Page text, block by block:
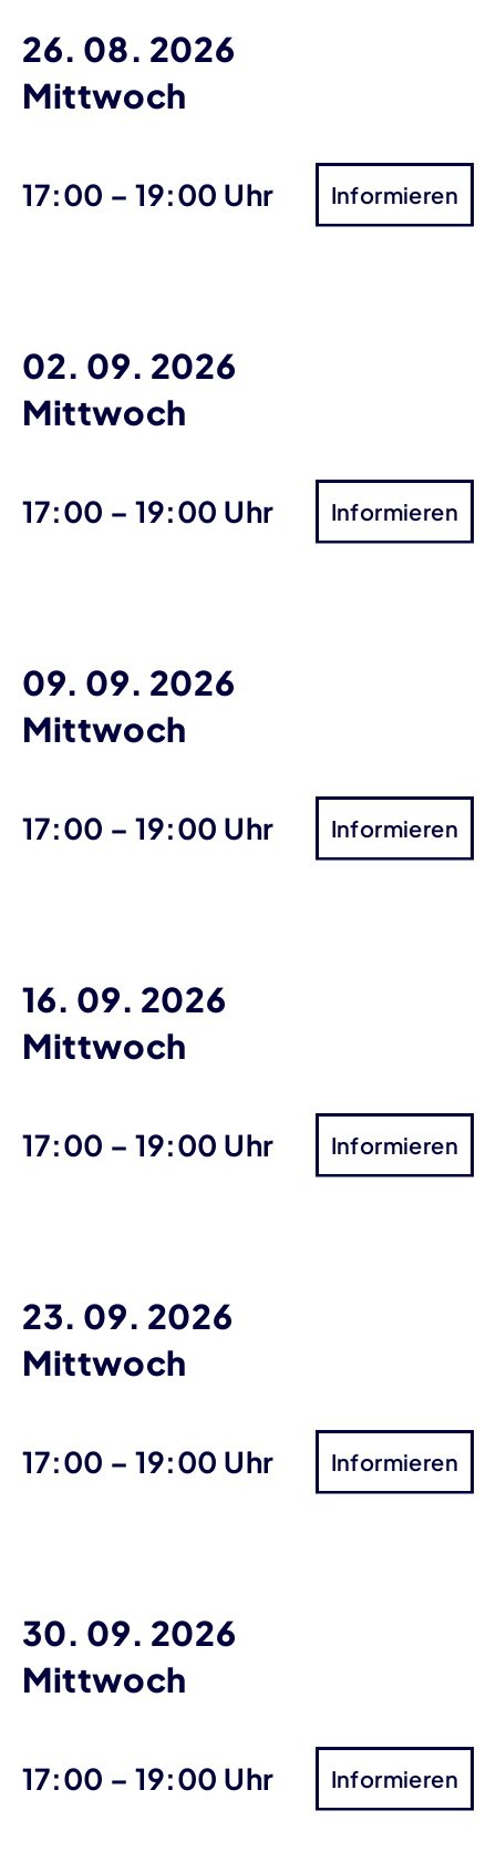
26. 08. 2026
Mittwoch
17:00 – bis
19:00 Uhr Informieren
02. 09. 2026
Mittwoch
17:00 – bis
19:00 Uhr Informieren
09. 09. 2026
Mittwoch
17:00 – bis
19:00 Uhr Informieren
16. 09. 2026
Mittwoch
17:00 – bis
19:00 Uhr Informieren
23. 09. 2026
Mittwoch
17:00 – bis
19:00 Uhr Informieren
30. 09. 2026
Mittwoch
17:00 – bis
19:00 Uhr Informieren